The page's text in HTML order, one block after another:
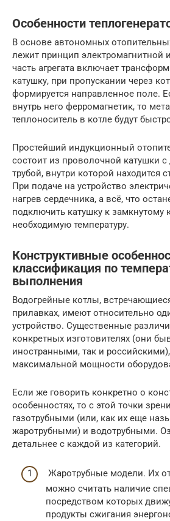
Особенности
В основе автономных
лежит принцип электромагнитной
часть агрегата включает
катушку, при пропускании через
формируется направленное поле.
внутрь него ферромагнетик, то
теплоноситель в котле будут
Простейший индукционный
состоит из проволочной катушки с
трубой, внутри которой находится
При подаче на устройство
нагрев сердечника, а всё, что
подключить катушку к замкнутому
необходимую температуру.
Конструктивные
классификация по
выполнения
Водогрейные котлы,
прилавках, имеют относительно
устройство. Существенные
конкретных изготовителях (они
иностранными, так и
максимальной мощности
Если же говорить конкретно о
особенностях, то с этой точки
газотрубными (или, как их еще
жаротрубными) и водотрубными.
детальнее с каждой из категорий.
Жаротрубные модели. Их
можно считать наличие
посредством которых
продукты сжигания